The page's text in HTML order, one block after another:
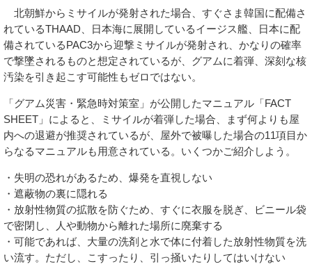
北朝鮮からミサイルが発射された場合、すぐさま韓国に配備さ
れているTHAAD、日本海に展開しているイージス艦、日本に配
備されているPAC3から迎撃ミサイルが発射され、かなりの確率
で撃墜されるものと想定されているが、グアムに着弾、深刻な核
汚染を引き起こす可能性もゼロではない。
「グアム災害・緊急時対策室」が公開したマニュアル「FACT
SHEET」によると、ミサイルが着弾した場合、まず何よりも屋
内への退避が推奨されているが、屋外で被曝した場合の11項目か
らなるマニュアルも用意されている。いくつかご紹介しよう。
・失明の恐れがあるため、爆発を直視しない
・遮蔽物の裏に隠れる
・放射性物質の拡散を防ぐため、すぐに衣服を脱ぎ、ビニール袋
で密閉し、人や動物から離れた場所に廃棄する
・可能であれば、大量の洗剤と水で体に付着した放射性物質を洗
い流す。ただし、こすったり、引っ掻いたりしてはいけない